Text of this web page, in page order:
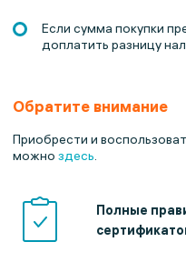
Если сумма покупки
доплатить разницу
Обратите внимание
Приобрести и
можно здесь.
Полные